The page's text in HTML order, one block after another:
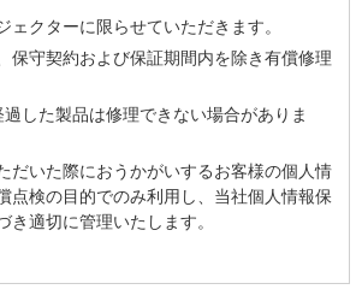
ェクターに限らせていただきます。
保守契約および保証期間内を除き有償修理
した製品は修理できない場合がありま
だいた際におうかがいするお客様の個人情
点検の目的でのみ利用し、当社個人情報保
き適切に管理いたします。